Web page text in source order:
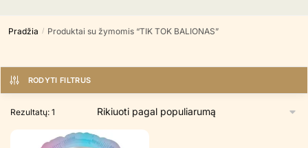
Pradžia / Produktai su žymomis “TIK TOK BALIONAS”
RODYTI FILTRUS
Rezultatų: 1